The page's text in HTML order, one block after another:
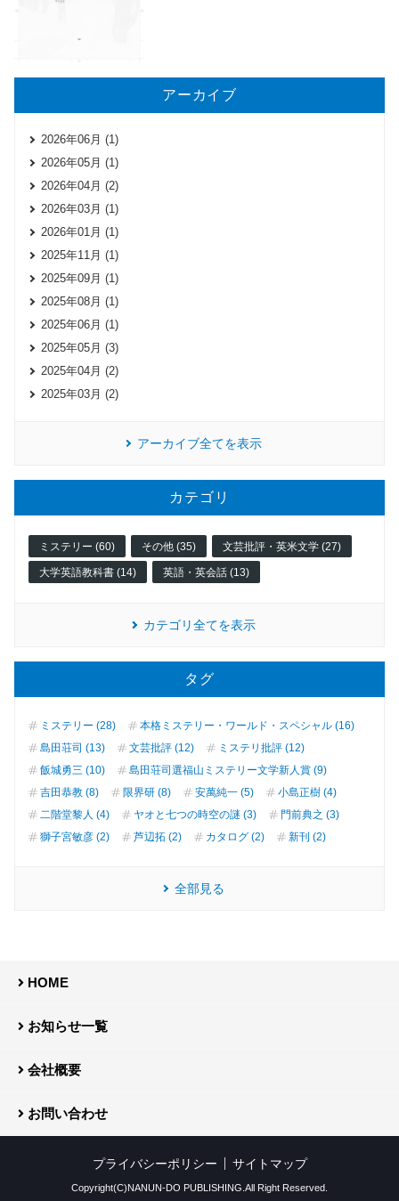
アーカイブ
2026年06月 (1)
2026年05月 (1)
2026年04月 (2)
2026年03月 (1)
2026年01月 (1)
2025年11月 (1)
2025年09月 (1)
2025年08月 (1)
2025年06月 (1)
2025年05月 (3)
2025年04月 (2)
2025年03月 (2)
アーカイブ全てを表示
カテゴリ
ミステリー (60) その他 (35) 文芸批評・英米文学 (27)
大学英語教科書 (14) 英語・英会話 (13)
カテゴリ全てを表示
タグ
ミステリー (28)
本格ミステリー・ワールド・スペシャル (16)
島田荘司 (13)
文芸批評 (12)
ミステリ批評 (12)
飯城勇三 (10)
島田荘司選福山ミステリー文学新人賞 (9)
吉田恭教 (8)
限界研 (8) 安萬純一 (5)
小島正樹 (4)
二階堂黎人 (4)
ヤオと七つの時空の謎 (3)
門前典之 (3)
獅子宮敏彦 (2)
芦辺拓 (2) カタログ (2) 新刊 (2)
全部見る
HOME
お知らせ一覧
会社概要
お問い合わせ
プライバシーポリシー サイトマップ
Copyright(C)NANUN-DO PUBLISHING.All Right Reserved.